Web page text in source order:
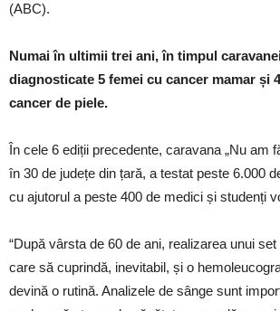
(ABC).
Numai în ultimii trei ani, în timpul
diagnosticate 5 femei cu cancer mamar și
cancer de piele.
În cele 6 ediții precedente, caravana „Nu am
în 30 de județe din țară, a testat peste 6.000
cu ajutorul a peste 400 de medici și studenți
“După vârsta de 60 de ani, realizarea unui
care să cuprindă, inevitabil, și o
devină o rutină. Analizele de sânge sunt